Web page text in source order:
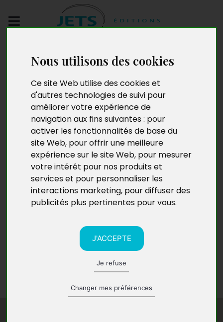
Nous utilisons des cookies
Ce site Web utilise des cookies et
d'autres technologies de suivi pour
améliorer votre expérience de
navigation aux fins suivantes : pour
activer les fonctionnalités de base du
site Web, pour offrir une meilleure
expérience sur le site Web, pour mesurer
votre intérêt pour nos produits et
services et pour personnaliser les
interactions marketing, pour diffuser des
publicités plus pertinentes pour vous.
J'ACCEPTE
Je refuse
Changer mes préférences
manuscrit
Abdelaziz Laghouil
Ancien universitaire, titulaire d’une licence de
psychologie (Paris VIII/Paris VI), Abdelaziz Laghouil a
préparé un CES c2 en psychophysiologie (1973-78),
sous la direction des professeurs Soulairac (hôpital
Sainte-Anne), Golberg (éthologie) et
Tangaprecassom (physiologie).
De retour en Algérie, il enseigne les sciences naturelles
s’orienter vers le monde de l’entreprise, d’abord
comme directeur dans les travaux publics puis comme